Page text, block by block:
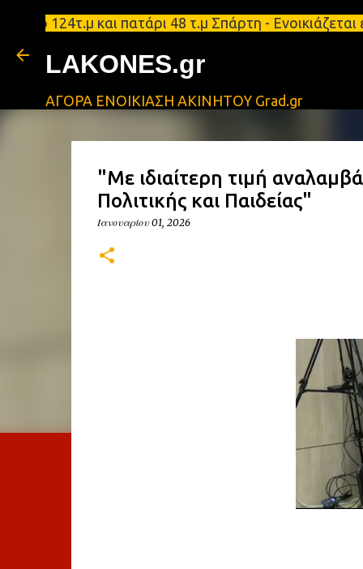
124τ.μ και πατάρι 48 τ.μ Σπάρτη -
LAKONES.gr
ΑΓΟΡΑ ΕΝΟΙΚΙΑΣΗ ΑΚΙΝΗΤΟΥ Grad.gr
"Με ιδιαίτερη τιμή
Πολιτικής και Παιδείας"
Ιανουαρίου 01, 2026